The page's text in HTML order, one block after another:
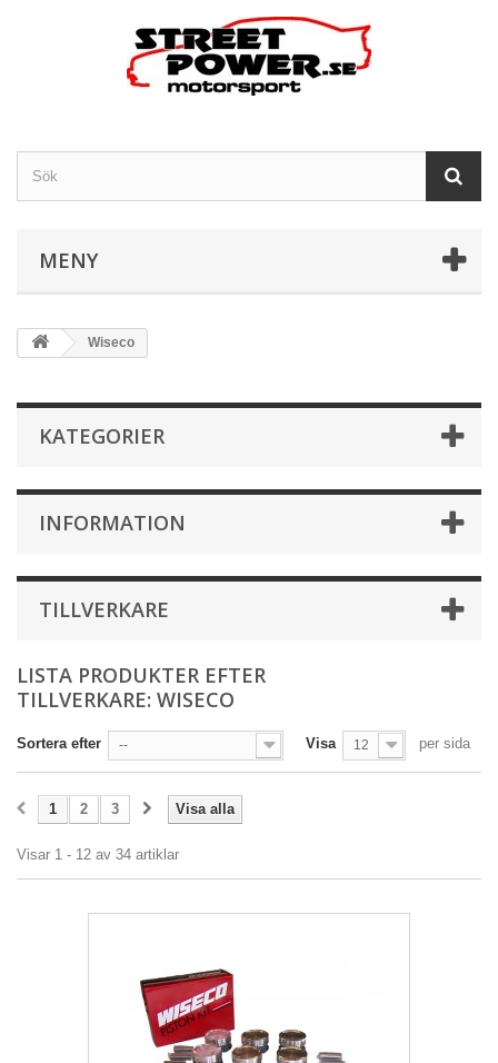
MENY
Wiseco
KATEGORIER
INFORMATION
TILLVERKARE
LISTA PRODUKTER EFTER
TILLVERKARE: WISECO
Sortera efter -- Visa 12 per sida
Visa alla
1 2 3
Visar 1 - 12 av 34 artiklar